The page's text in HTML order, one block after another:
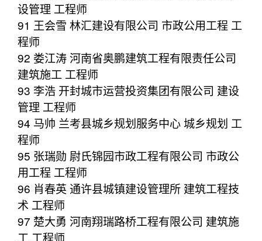
设管理 工程师
91 王会雪 林汇建设有限公司 市政公用工程 工
程师
92 娄江涛 河南省奥鹏建筑工程有限责任公司
建筑施工 工程师
93 李浩 开封城市运营投资集团有限公司 建设
管理 工程师
94 马帅 兰考县城乡规划服务中心 城乡规划 工
程师
95 张瑞勋 尉氏锦园市政工程有限公司 市政公
用工程 工程师
96 肖春英 通许县城镇建设管理所 建筑工程技
术 工程师
97 楚大勇 河南翔瑞路桥工程有限公司 建筑施
工 工程师